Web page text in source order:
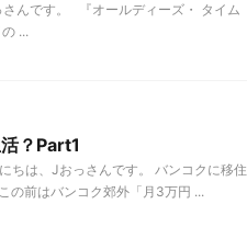
んです。 『オールディーズ・ タイム
...
？Part1
ちは、Jおっさんです。 バンコクに移住
の前はバンコク郊外「月3万円 ...